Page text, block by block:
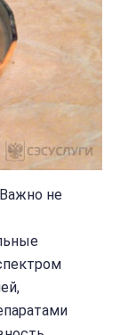
не